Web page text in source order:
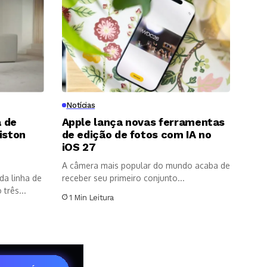
de
linha de
três...
Notícias
Apple lança novas ferramentas
de edição de fotos com IA no
iOS 27
A câmera mais popular do mundo acaba de
receber seu primeiro conjunto...
1 Min Leitura